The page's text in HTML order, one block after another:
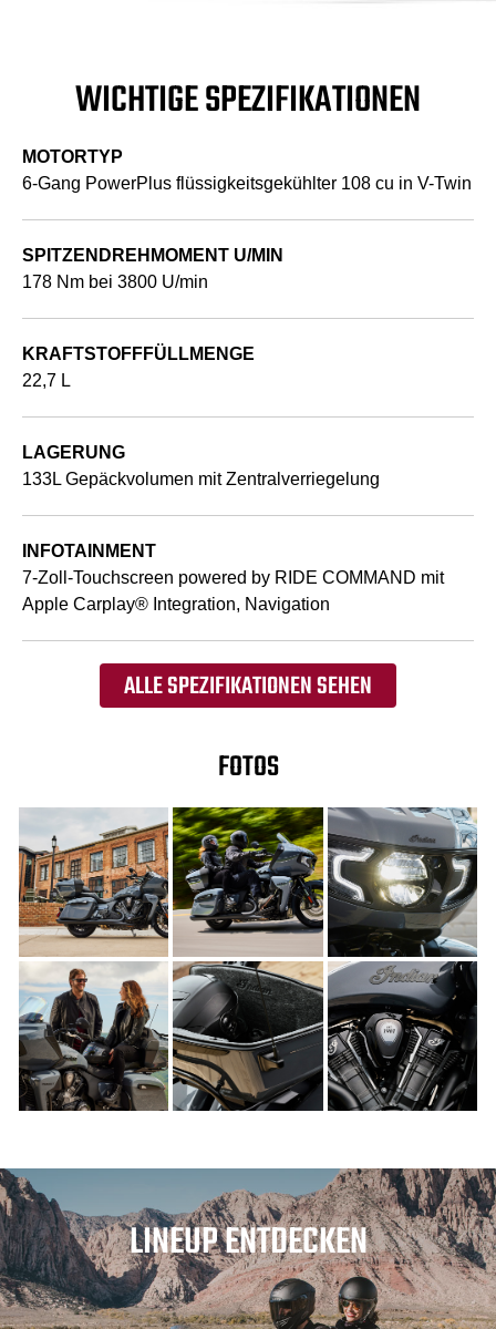
WICHTIGE SPEZIFIKATIONEN
MOTORTYP
6-Gang PowerPlus flüssigkeitsgekühlter 108 cu in V-Twin
SPITZENDREHMOMENT U/MIN
178 Nm bei 3800 U/min
KRAFTSTOFFFÜLLMENGE
22,7 L
LAGERUNG
133L Gepäckvolumen mit Zentralverriegelung
INFOTAINMENT
7-Zoll-Touchscreen powered by RIDE COMMAND mit
Apple Carplay® Integration, Navigation
ALLE SPEZIFIKATIONEN SEHEN
FOTOS
LINEUP ENTDECKEN